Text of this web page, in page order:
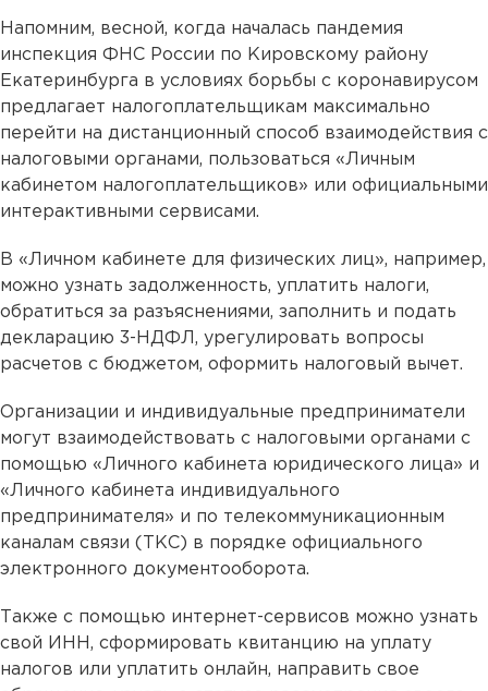
Напомним, весной, когда началась пандемия
инспекция ФНС России по Кировскому району
Екатеринбурга в условиях борьбы с коронавирусом
предлагает налогоплательщикам максимально
перейти на дистанционный способ взаимодействия с
налоговыми органами, пользоваться «Личным
кабинетом налогоплательщиков» или официальными
интерактивными сервисами.
В «Личном кабинете для физических лиц», например,
можно узнать задолженность, уплатить налоги,
обратиться за разъяснениями, заполнить и подать
декларацию 3-НДФЛ, урегулировать вопросы
расчетов с бюджетом, оформить налоговый вычет.
Организации и индивидуальные предприниматели
могут взаимодействовать с налоговыми органами с
помощью «Личного кабинета юридического лица» и
«Личного кабинета индивидуального
предпринимателя» и по телекоммуникационным
каналам связи (ТКС) в порядке официального
электронного документооборота.
Также с помощью интернет-сервисов можно узнать
свой ИНН, сформировать квитанцию на уплату
налогов или уплатить онлайн, направить свое